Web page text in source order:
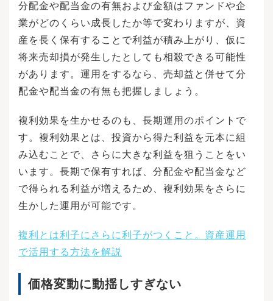
分配金や配当金の有無および金額はファンドや企
業がどのくらい成長したか等で変わりますが、資
産を長く保有することで利益が積み上がり、仮に
将来売却損が発生したとしても相殺できる可能性
があります。運用をするなら、売却益と併せて分
配金や配当金の有無も把握しましょう。
複利効果を生かせるのも、長期運用のポイントで
す。複利効果とは、投資から得た利益を元本に組
み込むことで、さらに大きな利益を狙うことをい
います。長期で保有すれば、分配金や配当金など
で得られる利益が増えるため、複利効果をさらに
生かした運用が可能です。
複利とは利子にさらに利子がつくこと。資産運用
で活用する方法を解説
価格変動に動揺しすぎない